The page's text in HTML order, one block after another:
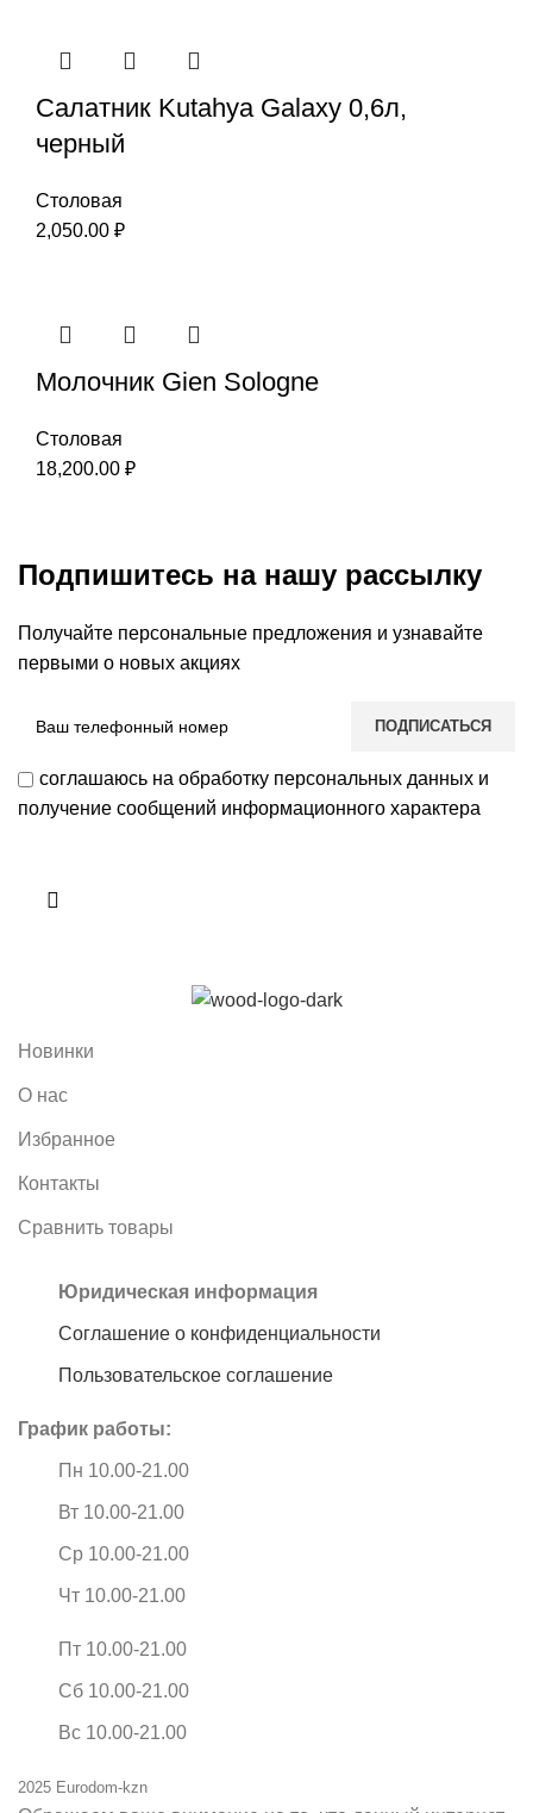
Салатник Kutahya Galaxy 0,6л,
черный
Столовая
2,050.00 ₽
Молочник Gien Sologne
Столовая
18,200.00 ₽
Подпишитесь на нашу рассылку
Получайте персональные предложения и узнавайте
первыми о новых акциях
соглашаюсь на обработку персональных данных и
получение сообщений информационного характера
Новинки
О нас
Избранное
Контакты
Сравнить товары
Юридическая информация
Соглашение о конфиденциальности
Пользовательское соглашение
График работы:
Пн 10.00-21.00
Вт 10.00-21.00
Ср 10.00-21.00
Чт 10.00-21.00
Пт 10.00-21.00
Сб 10.00-21.00
Вс 10.00-21.00
2025 Eurodom-kzn